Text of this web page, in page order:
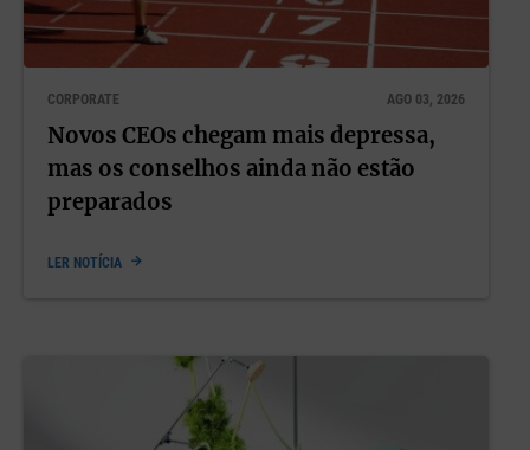
CORPORATE AGO 03, 2026
Novos CEOs chegam mais depressa,
mas os conselhos ainda não estão
preparados
LER NOTÍCIA